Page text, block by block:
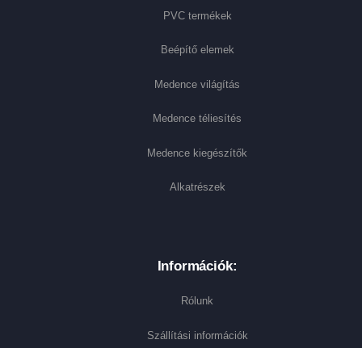
PVC termékek
Beépítő elemek
Medence világítás
Medence téliesítés
Medence kiegészítők
Alkatrészek
Információk:
Rólunk
Szállítási információk